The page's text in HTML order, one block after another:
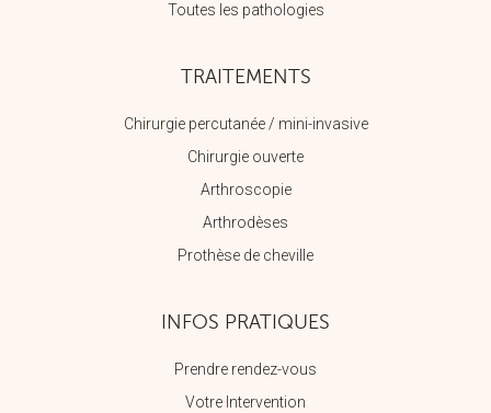
Toutes les pathologies
TRAITEMENTS
Chirurgie percutanée / mini-invasive
Chirurgie ouverte
Arthroscopie
Arthrodèses
Prothèse de cheville
INFOS PRATIQUES
Prendre rendez-vous
Votre Intervention